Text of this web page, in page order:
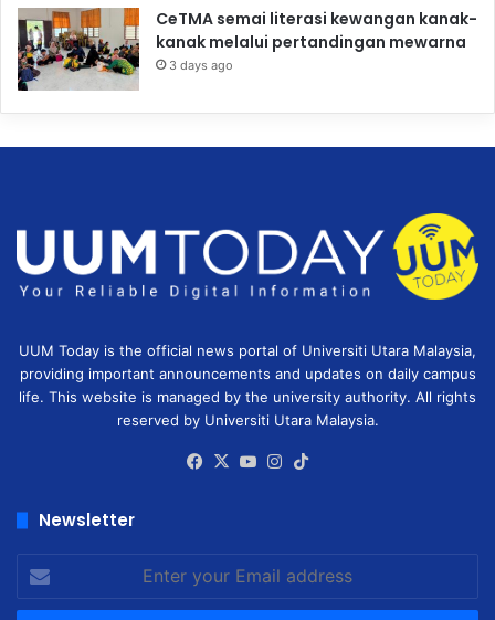
CeTMA semai literasi kewangan kanak-
kanak melalui pertandingan mewarna
3 days ago
UUM Today is the official news portal of Universiti Utara Malaysia,
providing important announcements and updates on daily campus
life. This website is managed by the university authority. All rights
reserved by Universiti Utara Malaysia.
Facebook
X YouTubeInstagram
Newsletter
Enter
your
Email